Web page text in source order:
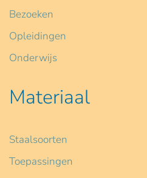
Bezoeken
Opleidingen
Onderwijs
Materiaal
Staalsoorten
Toepassingen